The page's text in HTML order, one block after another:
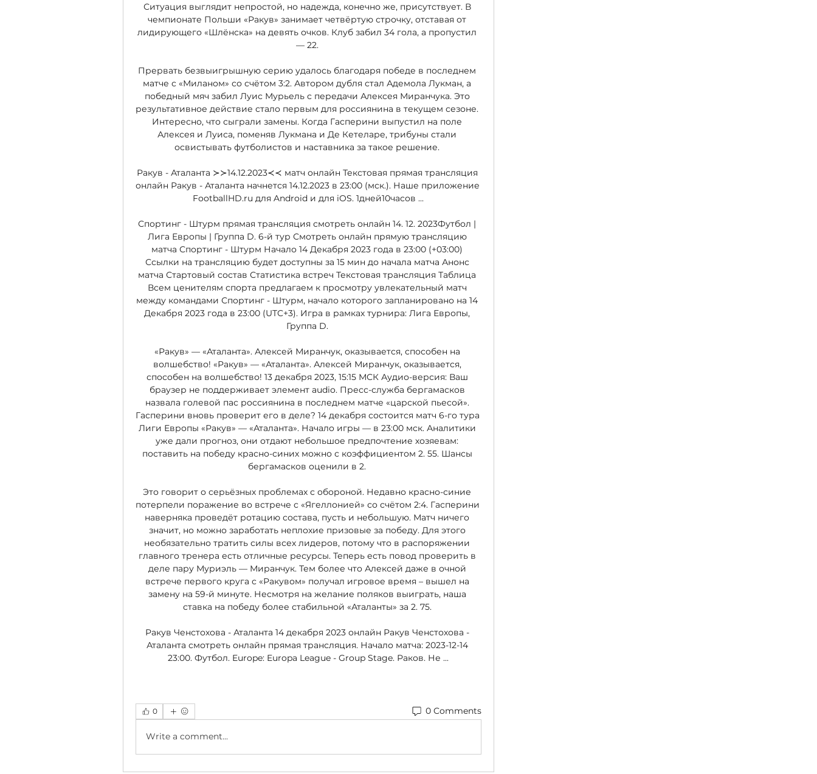
Ситуация выглядит непростой, но надежда, конечно же, присутствует. В
чемпионате Польши «Ракув» занимает четвёртую строчку, отставая от
лидирующего «Шлёнска» на девять очков. Клуб забил 34 гола, а пропустил
— 22.
Прервать безвыигрышную серию удалось благодаря победе в последнем
матче с «Миланом» со счётом 3:2. Автором дубля стал Адемола Лукман, а
победный мяч забил Луис Мурьель с передачи Алексея Миранчука. Это
результативное действие стало первым для россиянина в текущем сезоне.
Интересно, что сыграли замены. Когда Гасперини выпустил на поле
Алексея и Луиса, поменяв Лукмана и Де Кетеларе, трибуны стали
освистывать футболистов и наставника за такое решение.
Ракув - Аталанта ≻≻14.12.2023≺≺ матч онлайн Текстовая прямая трансляция
онлайн Ракув - Аталанта начнется 14.12.2023 в 23:00 (мск.). Наше приложение
FootballHD.ru для Android и для iOS. 1дней10часов ...
Спортинг - Штурм прямая трансляция смотреть онлайн 14. 12. 2023Футбол |
Лига Европы | Группа D. 6-й тур Смотреть онлайн прямую трансляцию
матча Спортинг - Штурм Начало 14 Декабря 2023 года в 23:00 (+03:00)
Ссылки на трансляцию будет доступны за 15 мин до начала матча Анонс
матча Стартовый состав Статистика встреч Текстовая трансляция Таблица
Всем ценителям спорта предлагаем к просмотру увлекательный матч
между командами Спортинг - Штурм, начало которого запланировано на 14
Декабря 2023 года в 23:00 (UTC+3). Игра в рамках турнира: Лига Европы,
Группа D.
«Ракув» — «Аталанта». Алексей Миранчук, оказывается, способен на
волшебство! «Ракув» — «Аталанта». Алексей Миранчук, оказывается,
способен на волшебство! 13 декабря 2023, 15:15 МСК Аудио-версия: Ваш
браузер не поддерживает элемент audio. Пресс-служба бергамасков
назвала голевой пас россиянина в последнем матче «царской пьесой».
Гасперини вновь проверит его в деле? 14 декабря состоится матч 6-го тура
Лиги Европы «Ракув» — «Аталанта». Начало игры — в 23:00 мск. Аналитики
уже дали прогноз, они отдают небольшое предпочтение хозяевам:
поставить на победу красно-синих можно с коэффициентом 2. 55. Шансы
бергамасков оценили в 2.
Это говорит о серьёзных проблемах с обороной. Недавно красно-синие
потерпели поражение во встрече с «Ягеллонией» со счётом 2:4. Гасперини
наверняка проведёт ротацию состава, пусть и небольшую. Матч ничего
значит, но можно заработать неплохие призовые за победу. Для этого
необязательно тратить силы всех лидеров, потому что в распоряжении
главного тренера есть отличные ресурсы. Теперь есть повод проверить в
деле пару Муриэль — Миранчук. Тем более что Алексей даже в очной
встрече первого круга с «Ракувом» получал игровое время – вышел на
замену на 59-й минуте. Несмотря на желание поляков выиграть, наша
ставка на победу более стабильной «Аталанты» за 2. 75.
Ракув Ченстохова - Аталанта 14 декабря 2023 онлайн Ракув Ченстохова -
Аталанта смотреть онлайн прямая трансляция. Начало матча: 2023-12-14
23:00. Футбол. Europe: Europa League - Group Stage. Раков. Не ...
0 0 Comments
Write a comment...